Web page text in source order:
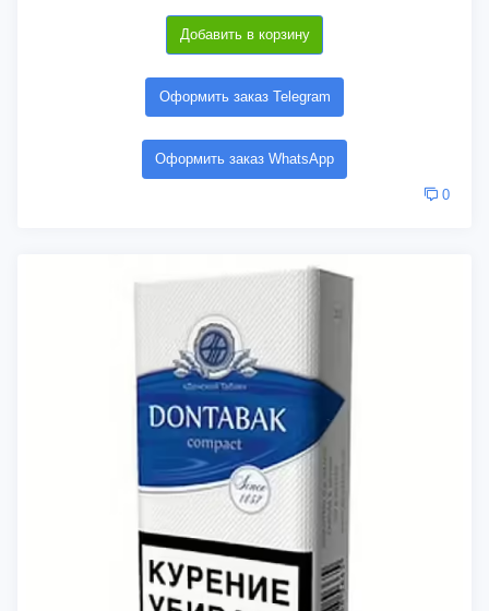
Добавить в корзину
Оформить заказ Telegram
Оформить заказ WhatsApp
0